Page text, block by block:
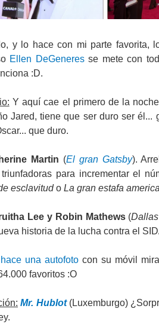
y lo hace con mi parte favorita,
Ellen DeGeneresse mete con
:D.
Y aquí cae el primero de la
Jared, tiene que ser duro ser él...
que duro.
Martin (El gran Gatsby).
para incrementar el
esclavitudo La gran estafa
Lee y Robin Mathews(
historia de la lucha contra el
una autofoto con su móvil
favoritos :O
Mr. Hublot(Luxemburgo)